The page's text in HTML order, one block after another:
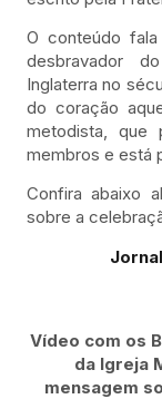
O conteúdo
desbravador
Inglaterra no
do coração
metodista, que
membros e está
Confira abaixo
sobre a
Vídeo com os
da Igreja
mensagem